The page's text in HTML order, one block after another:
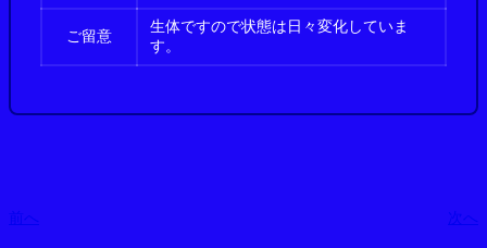
ご留意
生体ですので状態は日々変化していま
す。
前へ 次へ